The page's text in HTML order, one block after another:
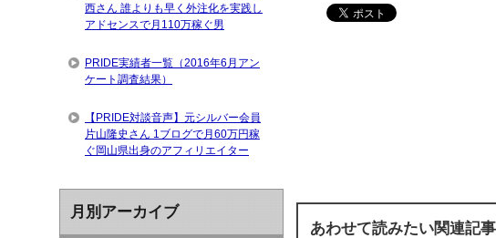
あわせて読みたい関連記事
西さん 誰よりも早く外注化を実践し
アドセンスで月110万稼ぐ男
PRIDE実績者一覧（2016年6月アン
ケート調査結果）
【PRIDE対談音声】元シルバー会員
片山隆史さん 1ブログで月60万円稼
ぐ岡山県出身のアフィリエイター
月別アーカイブ